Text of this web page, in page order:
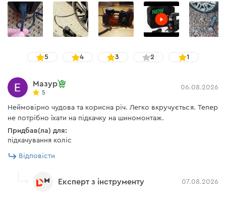
Комплектація
насадка для накачування матраців та човнів,
перехідник 12 В на прикурювач.
Адаптер постійного струму
12В
є
Інструкція користувача
Завантажити інструкцію
5 4 3 2 1
Мазур
5
06.08.2026
Неймовірно чудова та корисна річ. Легко вкручується. Тепер
не потрібно їхати на підкачку на шиномонтаж.
Придбав(ла) для:
підкачування коліс
Відповісти
Експерт з інструменту 07.08.2026